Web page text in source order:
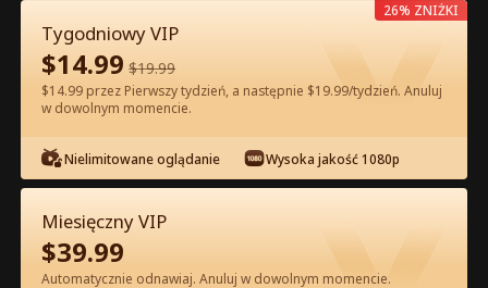
60
Tygodniowy VIP
$14.99 $19.99
$14.99 przez Pierwszy tydzień, a następnie $19.99/tydzień. Anuluj
w dowolnym momencie.
Nielimitowane oglądanie Wysoka jakość 1080p
26% ZNIŻKI
Miesięczny VIP
$39.99
Automatycznie odnawiaj. Anuluj w dowolnym momencie.